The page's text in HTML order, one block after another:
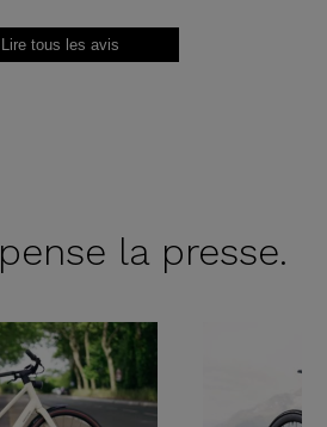
Lire tous les avis
pense la presse.